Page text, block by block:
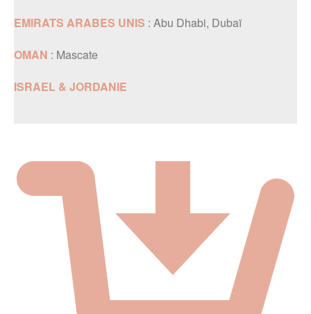
EMIRATS ARABES UNIS : Abu Dhabi, Dubaï
OMAN : Mascate
ISRAEL & JORDANIE